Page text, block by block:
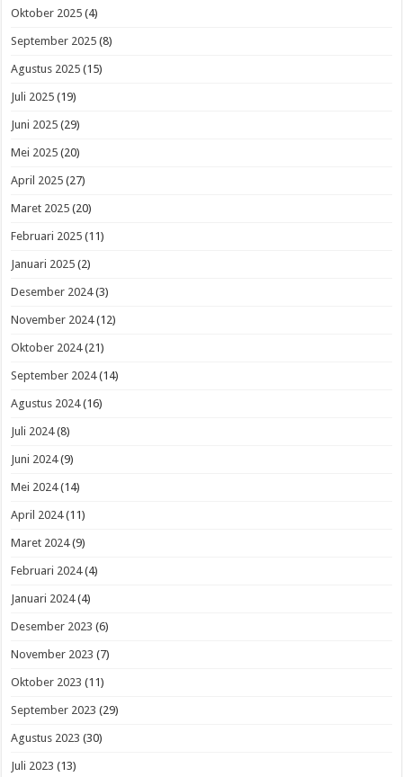
Oktober 2025 (4)
September 2025 (8)
Agustus 2025 (15)
Juli 2025 (19)
Juni 2025 (29)
Mei 2025 (20)
April 2025 (27)
Maret 2025 (20)
Februari 2025 (11)
Januari 2025 (2)
Desember 2024(3)
November 2024(12)
Oktober 2024(21)
September 2024(14)
Agustus 2024(16)
Juli 2024(8)
Juni 2024(9)
Mei 2024(14)
April 2024(11)
Maret 2024(9)
Februari 2024(4)
Januari 2024(4)
Desember 2023 (6)
November 2023 (7)
Oktober 2023 (11)
September 2023 (29)
Agustus 2023 (30)
Juli 2023 (13)